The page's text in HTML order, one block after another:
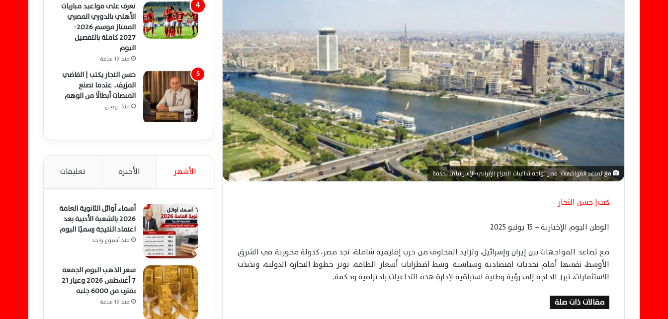
ل
ك
ت
ر
و
ن
ي
ا
مع تصاعد المواجهات: مصر تواجه تداعيات الصراع الإيراني-الإسرائيلي بحكمة
كتب| حسن النجار
الوطن اليوم الإخبارية – 15 يونيو 2025
مع تصاعد المواجهات بين إيران وإسرائيل، وتزايد المخاوف من حرب إقليمية شاملة، تجد مصر، كدولة محورية في الشرق
الأوسط، نفسها أمام تحديات اقتصادية وسياسية. وسط اضطرابات أسعار الطاقة، توتر خطوط التجارة الدولية، وتذبذب
الاستثمارات، تبرز الحاجة إلى رؤية وطنية استباقية لإدارة هذه التداعيات باحترافية وحكمة.
مقالات ذات صلة
تعرف على مواعيد مباريات
الأهلي بالدوري المصري
الممتاز موسم 2026-
2027 كاملة بالتفصيل
اليوم
منذ 19 ساعة
حسن النجار يكتب | القاضي
المزيف.. عندما تصنع
المنصات أبطالًا من الوهم
منذ يومين
الأشهر الأخيرة تعليقات
أسماء أوائل الثانوية العامة
2026 بالشعبة الأدبية بعد
اعتماد النتيجة رسميًا اليوم
منذ أسبوع واحد
سعر الذهب اليوم الجمعة
7 أغسطس 2026 وعيار 21
يقترب من 6000 جنيه
منذ 19 ساعة